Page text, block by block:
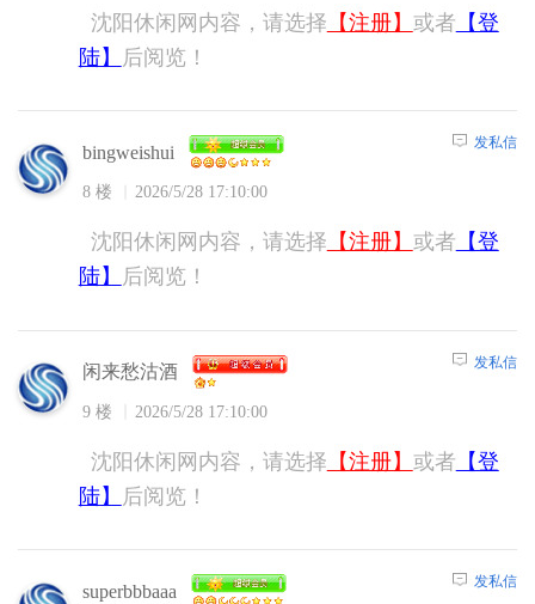
沈阳休闲网内容，请选择 【注册】 或者 【登
陆】
后阅览！
bingweishui
8 楼 2026/5/28 17:10:00
发私信
沈阳休闲网内容，请选择 【注册】 或者 【登
陆】
后阅览！
闲来愁沽酒
9 楼 2026/5/28 17:10:00
发私信
沈阳休闲网内容，请选择 【注册】 或者 【登
陆】
后阅览！
superbbbaaa 发私信